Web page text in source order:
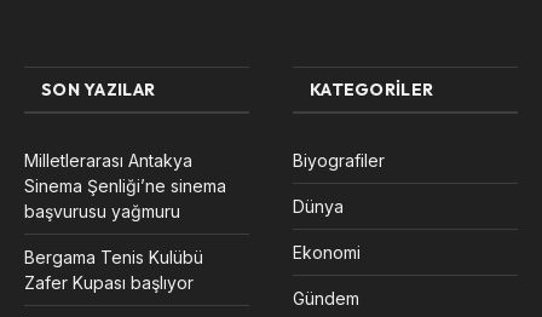
SON YAZILAR
Milletlerarası Antakya
Sinema Şenliği’ne sinema
başvurusu yağmuru
Bergama Tenis Kulübü
Zafer Kupası başlıyor
KATEGORILER
Biyografiler
Dünya
Ekonomi
Gündem